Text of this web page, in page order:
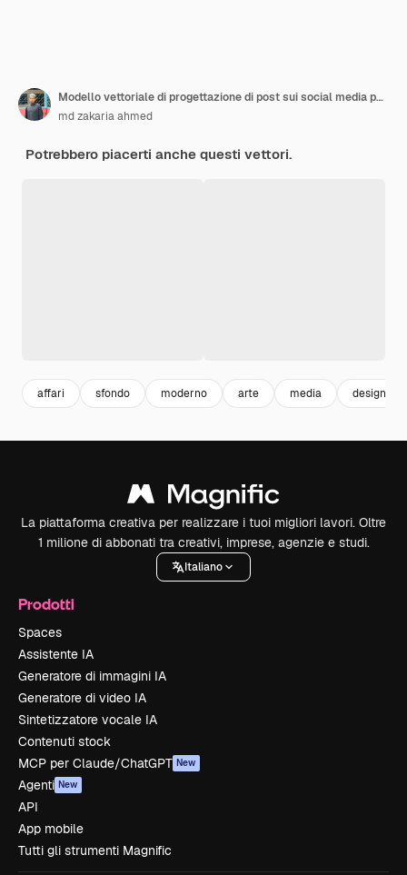
Modello vettoriale di progettazione di post sui social media per bambini
md zakaria ahmed
Potrebbero piacerti anche questi vettori.
affari sfondo moderno arte media design
La piattaforma creativa per realizzare i tuoi migliori lavori. Oltre
1 milione di abbonati tra creativi, imprese, agenzie e studi.
Italiano
Prodotti
Spaces
Assistente IA
Generatore di immagini IA
Generatore di video IA
Sintetizzatore vocale IA
Contenuti stock
MCP per Claude/ChatGPT New
Agenti New
API
App mobile
Tutti gli strumenti Magnific